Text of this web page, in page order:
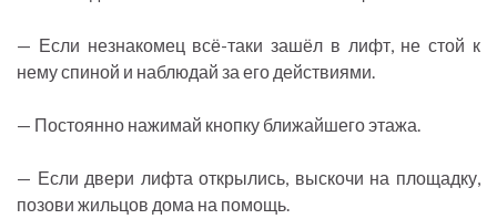
— Если незнакомец всё-таки зашёл в лифт, не стой к
нему спиной и наблюдай за его действиями.
— Постоянно нажимай кнопку ближайшего этажа.
— Если двери лифта открылись, выскочи на площадку,
позови жильцов дома на помощь.